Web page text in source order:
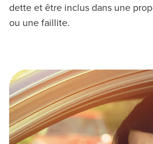
dette et être inclus dans une
ou une faillite.